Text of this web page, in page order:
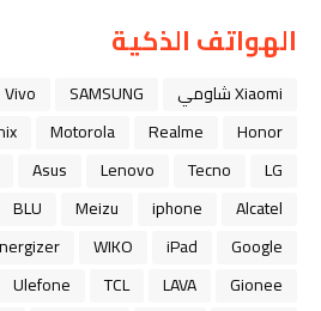
الهواتف الذكية
Xiaomi شاومي SAMSUNG
Vivo
Honor
Realme
Motorola
LG
Tecno
Lenovo
Asus
Alcatel
iphone
Meizu
BLU
Google
iPad
WIKO
Gionee
LAVA
TCL
Ulefone